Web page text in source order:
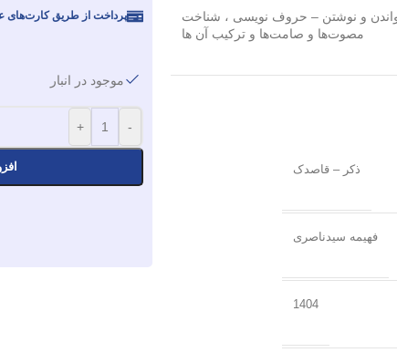
و نوشتن – حروف نویسی ، شناخت
مصوت‌ها و صامت‌ها و ترکیب آن ها
ذکر – قاصدک
فهیمه سیدناصری
1404
پرداخت از طریق
موجود در انبار
-
+